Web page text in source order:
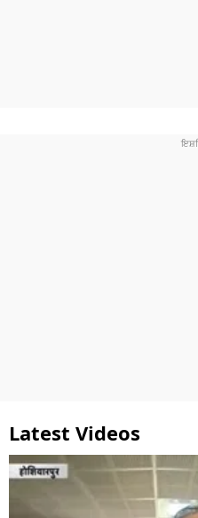
Latest Videos